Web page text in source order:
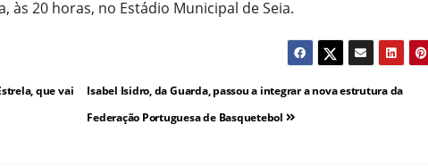
20 horas, no Estádio Municipal de Seia.
Isabel Isidro, da Guarda, passou a integrar a nova estrutura da
Federação Portuguesa de Basquetebol
que vai